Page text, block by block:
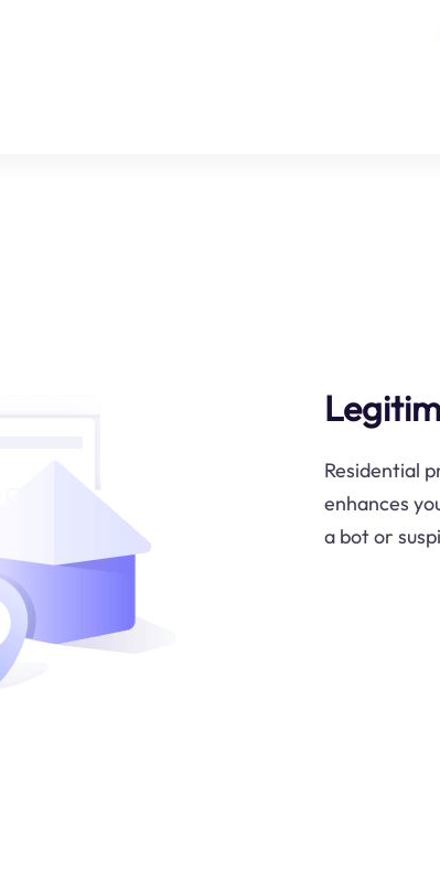
Residential
enhances
a bot or